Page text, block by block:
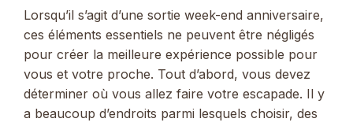
PinterestFacebookLinkedInReddit BlueskyX
(Twitter)
WhatsApp
Lorsqu’il s’agit d’une sortie week-end anniversaire,
ces éléments essentiels ne peuvent être négligés
pour créer la meilleure expérience possible pour
vous et votre proche. Tout d’abord, vous devez
déterminer où vous allez faire votre escapade. Il y
a beaucoup d’endroits parmi lesquels choisir, des